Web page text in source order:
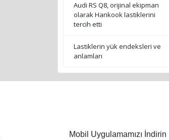
Audi RS Q8, orijinal ekipman
olarak Hankook lastiklerini
tercih etti
Lastiklerin yük endeksleri ve
anlamları
Mobil Uygulamamızı İndirin